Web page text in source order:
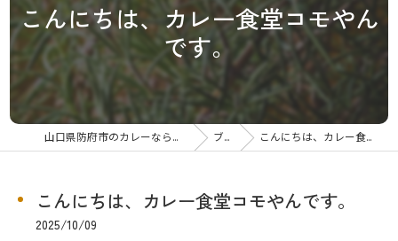
こんにちは、カレー食堂コモやん
です。
山口県防府市のカレーならカレー食堂コモやん ブログ こんにちは、カレー食堂コモやんです。
こんにちは、カレー食堂コモやんです。
2025/10/09